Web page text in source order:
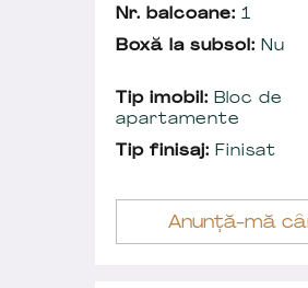
Nr. balcoane: 1
Boxă la subsol: Nu
Tip imobil: Bloc de
apartamente
Tip finisaj: Finisat
Anunță-mă